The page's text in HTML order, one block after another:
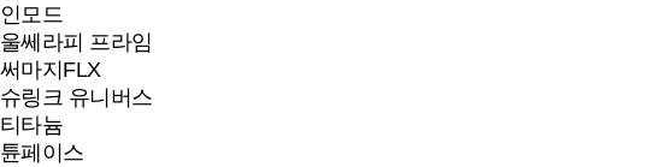
인모드
울쎄라피 프라임
써마지FLX
슈링크 유니버스
티타늄
튠페이스